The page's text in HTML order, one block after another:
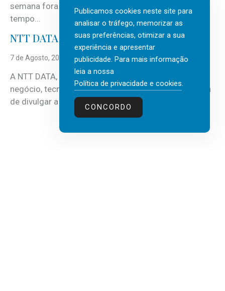
semana fora e os dias em que a casa fica mais
tempo...
NTT DATA Insurtech Global Outlook 2026
7 de Agosto, 2026
A NTT DATA, consultora global em serviços de
negócio, tecnologia e inteligência artificial (IA), acaba
de divulgar a mais recente...
Publicamos cookies neste site para
analisar o tráfego, memorizar as
suas preferências, otimizar a sua
experiência e apresentar
publicidade. Para mais informação
leia a nossa
Política de privacidade e cookies.
CONCORDO